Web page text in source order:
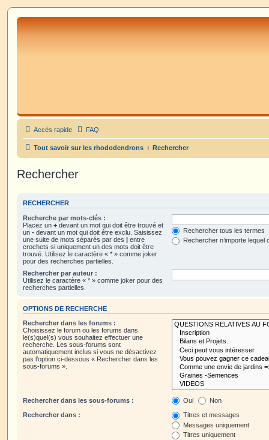
Accès rapide FAQ
Tout savoir sur les rhododendrons Rechercher
Rechercher
RECHERCHER
Recherche par mots-clés :
Placez un + devant un mot qui doit être trouvé et
un - devant un mot qui doit être exclu. Saisissez
une suite de mots séparés par des | entre
crochets si uniquement un des mots doit être
trouvé. Utilisez le caractère « * » comme joker
pour des recherches partielles.
Rechercher tous les termes
Rechercher n’importe lequel
Rechercher par auteur :
Utilisez le caractère « * » comme joker pour des
recherches partielles.
OPTIONS DE RECHERCHE
Rechercher dans les forums :
Choisissez le forum ou les forums dans
le(s)quel(s) vous souhaitez effectuer une
recherche. Les sous-forums sont
automatiquement inclus si vous ne désactivez
pas l’option ci-dessous « Rechercher dans les
sous-forums ».
Rechercher dans les sous-forums : Oui Non
Rechercher dans :
Titres et messages
Messages uniquement
Titres uniquement